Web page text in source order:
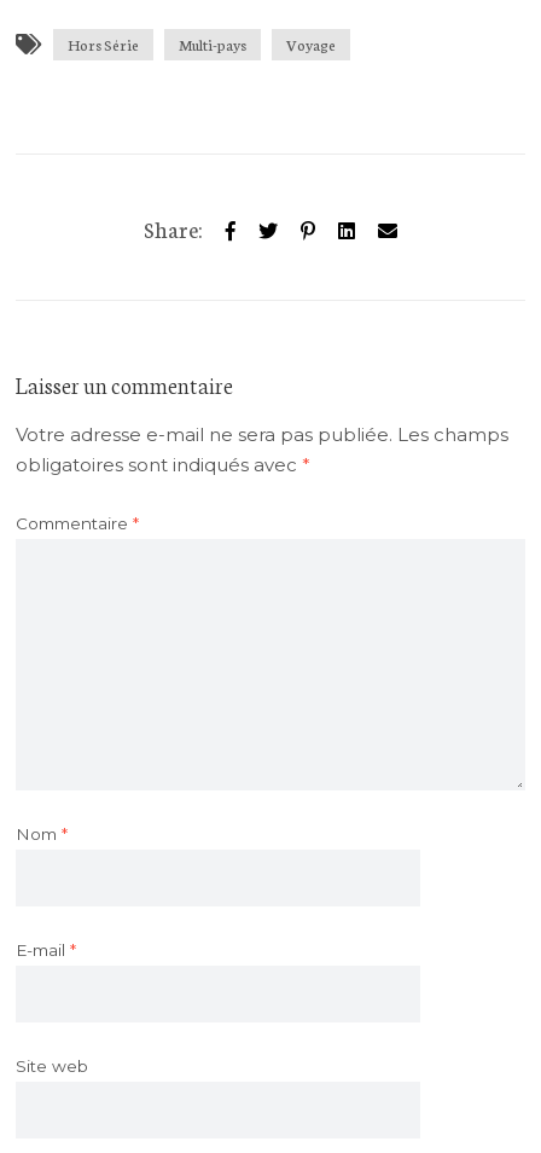
Hors Série Multi-pays Voyage
Share:
Laisser un commentaire
Votre adresse e-mail ne sera pas publiée. Les champs
obligatoires sont indiqués avec*
Commentaire*
Nom*
E-mail*
Site web